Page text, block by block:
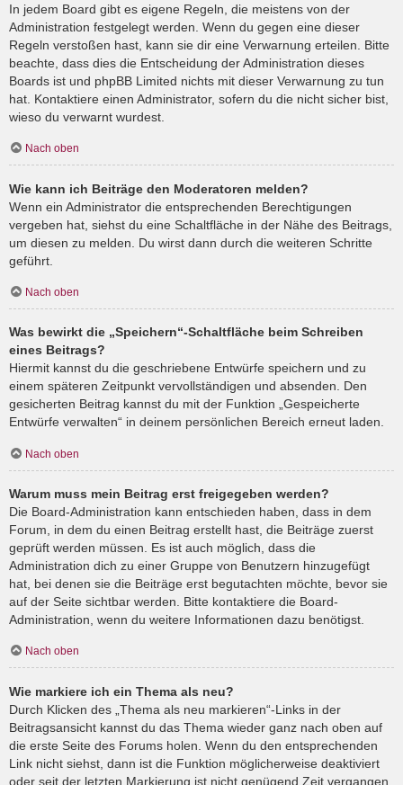
In jedem Board gibt es eigene Regeln, die meistens von der
Administration festgelegt werden. Wenn du gegen eine dieser
Regeln verstoßen hast, kann sie dir eine Verwarnung erteilen. Bitte
beachte, dass dies die Entscheidung der Administration dieses
Boards ist und phpBB Limited nichts mit dieser Verwarnung zu tun
hat. Kontaktiere einen Administrator, sofern du die nicht sicher bist,
wieso du verwarnt wurdest.
Nach oben
Wie kann ich Beiträge den Moderatoren melden?
Wenn ein Administrator die entsprechenden Berechtigungen
vergeben hat, siehst du eine Schaltfläche in der Nähe des Beitrags,
um diesen zu melden. Du wirst dann durch die weiteren Schritte
geführt.
Nach oben
Was bewirkt die „Speichern“-Schaltfläche beim Schreiben
eines Beitrags?
Hiermit kannst du die geschriebene Entwürfe speichern und zu
einem späteren Zeitpunkt vervollständigen und absenden. Den
gesicherten Beitrag kannst du mit der Funktion „Gespeicherte
Entwürfe verwalten“ in deinem persönlichen Bereich erneut laden.
Nach oben
Warum muss mein Beitrag erst freigegeben werden?
Die Board-Administration kann entschieden haben, dass in dem
Forum, in dem du einen Beitrag erstellt hast, die Beiträge zuerst
geprüft werden müssen. Es ist auch möglich, dass die
Administration dich zu einer Gruppe von Benutzern hinzugefügt
hat, bei denen sie die Beiträge erst begutachten möchte, bevor sie
auf der Seite sichtbar werden. Bitte kontaktiere die Board-
Administration, wenn du weitere Informationen dazu benötigst.
Nach oben
Wie markiere ich ein Thema als neu?
Durch Klicken des „Thema als neu markieren“-Links in der
Beitragsansicht kannst du das Thema wieder ganz nach oben auf
die erste Seite des Forums holen. Wenn du den entsprechenden
Link nicht siehst, dann ist die Funktion möglicherweise deaktiviert
oder seit der letzten Markierung ist nicht genügend Zeit vergangen.